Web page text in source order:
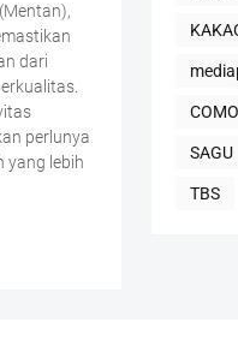
dari
perlunya
yang lebih
SAGU
TBS